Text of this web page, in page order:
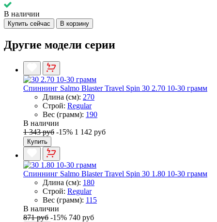
В наличии
Купить сейчас В корзину
Другие модели серии
Спиннинг Salmo Blaster Travel Spin 30 2.70 10-30 грамм
Длина (см): 270
Строй: Regular
Вес (грамм): 190
В наличии
1 343 руб -15% 1 142 руб
Купить
Спиннинг Salmo Blaster Travel Spin 30 1.80 10-30 грамм
Длина (см): 180
Строй: Regular
Вес (грамм): 115
В наличии
871 руб -15% 740 руб